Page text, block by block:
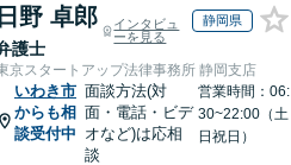
日野 卓郎
護士
インタビュ
ーを見る
静岡県
京スタートアップ法律事務所 静岡支店
いわき市
からも相
談受付中
面談方法(対
面・電話・ビデ
オなど)は応相
談
営業時間：06:
30~22:00（土
日祝日）